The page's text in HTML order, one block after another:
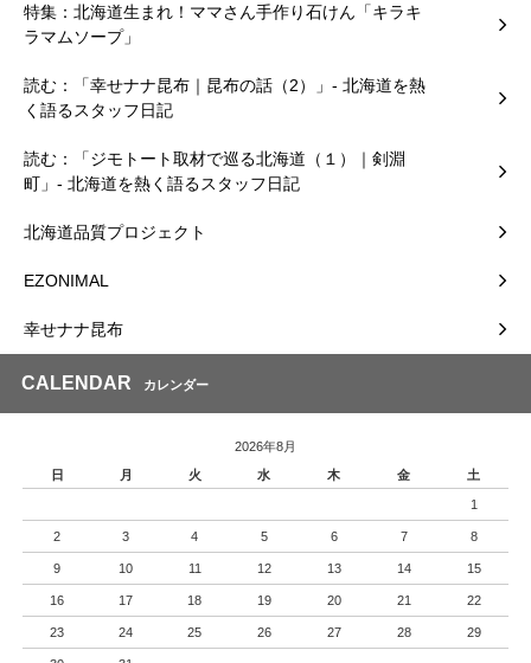
特集：北海道生まれ！ママさん手作り石けん「キラキ
ラマムソープ」
読む：「幸せナナ昆布｜昆布の話（2）」- 北海道を熱
く語るスタッフ日記
読む：「ジモトート取材で巡る北海道（１）｜剣淵
町」- 北海道を熱く語るスタッフ日記
北海道品質プロジェクト
EZONIMAL
幸せナナ昆布
CALENDAR カレンダー
2026年8月
日
月 火 水 木 金 土
1
2 3 4 5 6 7 8
9 10 11 12 13 14 15
16 17 18 19 20 21 22
23 24 25 26 27 28 29